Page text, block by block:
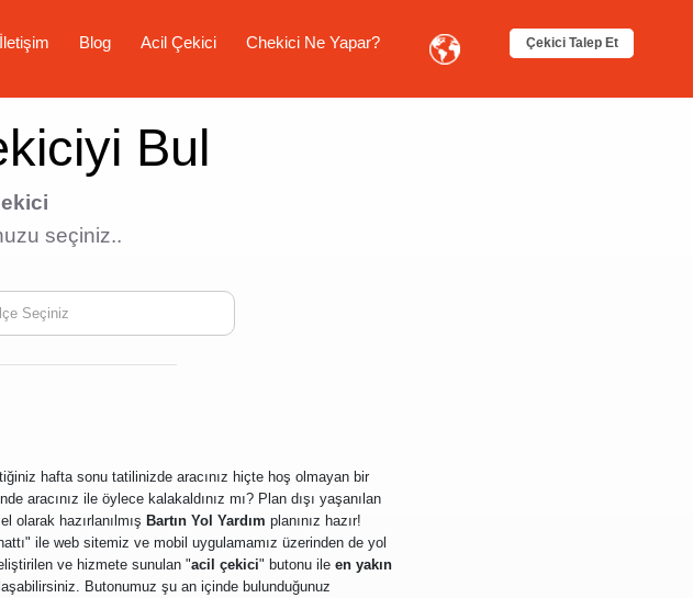
İletişim Blog Acil Çekici Chekici Ne Yapar? Çekici Talep Et
Bul
seçiniz..
İlçe Seçiniz
hafta sonu tatilinizde aracınız hiçte hoş olmayan bir
aracınız ile öylece kalakaldınız mı? Plan dışı yaşanılan
olarak hazırlanılmış Bartın Yol Yardım planınız hazır!
ile web sitemiz ve mobil uygulamamız üzerinden de yol
ve hizmete sunulan "acil çekici" butonu ile en yakın
Butonumuz şu an içinde bulunduğunuz